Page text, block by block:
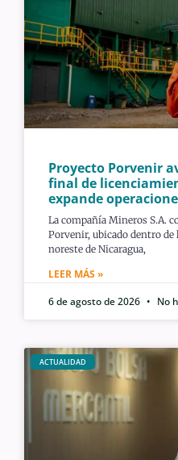
Proyecto Porvenir
final de
expande
La compañía Mineros S.A.
Porvenir, ubicado dentro de
noreste de Nicaragua,
LEER MÁS »
6 de agosto de 2026
No
ACTUALIDAD